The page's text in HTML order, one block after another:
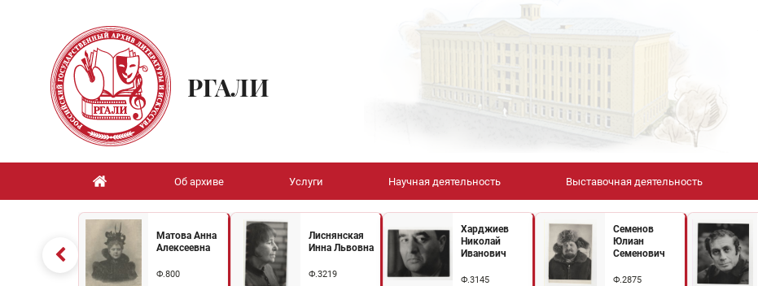
РГАЛИ
Об архиве Услуги Научная деятельность Выставочная деятельность
Матова Анна
Алексеевна
Ф.800
Лиснянская
Инна Львовна
Ф.3219
Харджиев
Николай
Иванович
Ф.3145
Семенов
Юлиан
Семенович
Ф.2875